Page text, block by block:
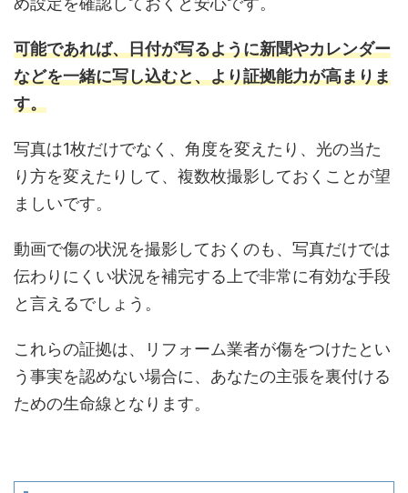
可能であれば、日付が写るように新聞やカレンダー
などを一緒に写し込むと、より証拠能力が高まりま
す。
写真は1枚だけでなく、角度を変えたり、光の当た
り方を変えたりして、複数枚撮影しておくことが望
ましいです。
動画で傷の状況を撮影しておくのも、写真だけでは
伝わりにくい状況を補完する上で非常に有効な手段
と言えるでしょう。
これらの証拠は、リフォーム業者が傷をつけたとい
う事実を認めない場合に、あなたの主張を裏付ける
ための生命線となります。